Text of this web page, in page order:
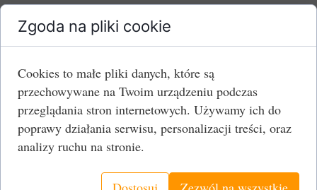
Gree Clivia 3,5 kW
Zgoda na pliki cookie
Cookies to małe pliki danych, które są
przechowywane na Twoim urządzeniu podczas
przeglądania stron internetowych. Używamy ich do
poprawy działania serwisu, personalizacji treści, oraz
analizy ruchu na stronie.